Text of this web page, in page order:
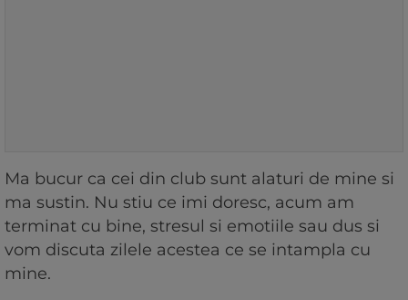
Ma bucur ca cei din club sunt alaturi de mine si
ma sustin. Nu stiu ce imi doresc, acum am
terminat cu bine, stresul si emotiile sau dus si
vom discuta zilele acestea ce se intampla cu
mine.